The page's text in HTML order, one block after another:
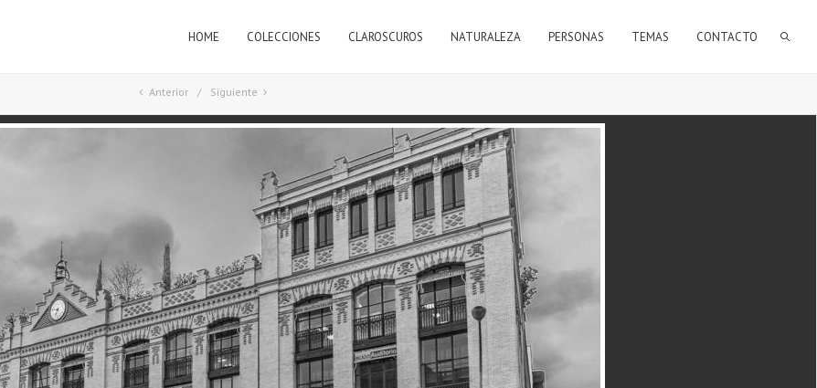
HOME COLECCIONES CLAROSCUROS NATURALEZA PERSONAS TEMAS CONTACTO
FORMULARIO DE BÚSQUEDA
Anterior Siguiente